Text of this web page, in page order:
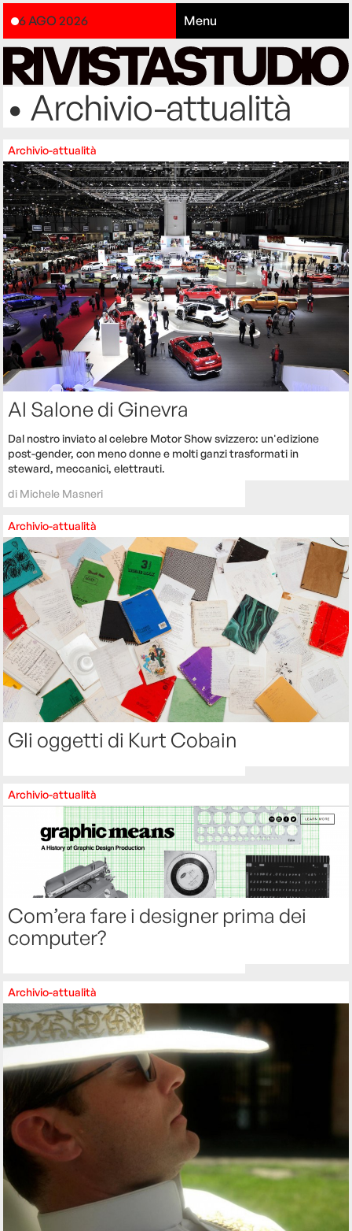
6 AGO 2026 Menu
• Archivio-attualità
Archivio-attualità
Al Salone di Ginevra
Dal nostro inviato al celebre Motor Show svizzero: un'edizione
post-gender, con meno donne e molti ganzi trasformati in
steward, meccanici, elettrauti.
di Michele Masneri
Archivio-attualità
Gli oggetti di Kurt Cobain
Archivio-attualità
Com’era fare i designer prima dei
computer?
Archivio-attualità